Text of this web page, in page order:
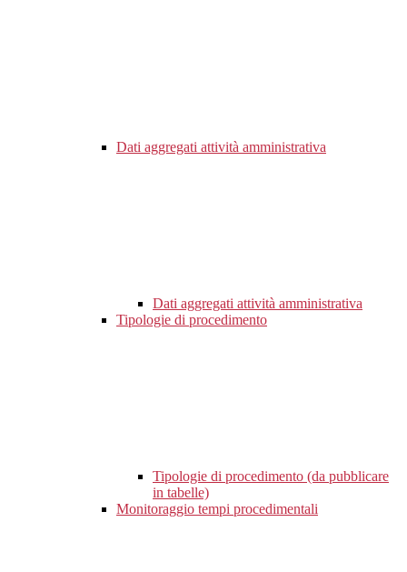
Dati aggregati attività amministrativa
Dati aggregati attività amministrativa
Tipologie di procedimento
Tipologie di procedimento (da pubblicare
in tabelle)
Monitoraggio tempi procedimentali